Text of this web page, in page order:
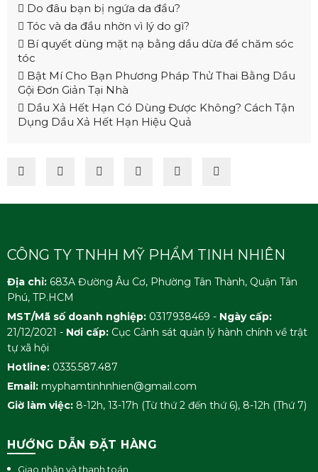
Do đâu bạn bị ngứa da đầu?
Tóc và da đầu nhờn vì lý do gì?
Bí quyết dùng mặt nạ bằng dầu dừa để chăm sóc
tóc
Bật Mí Cho Bạn Phương Pháp Thử Thai Bằng Dầu
Gội Đơn Giản Tại Nhà
Dầu Xả Hết Hạn Có Dùng Được Không? Cách Tận
Dụng Dầu Xả Hết Hạn Hiệu Quả
CÔNG TY TNHH MỸ PHẨM TINH NHIÊN
Địa chỉ: 683A Đường Âu Cơ, Phường Tân Thành, Quận Tân
Phú, TP.HCM
MST/Mã số doanh nghiệp: 0317938469 - Ngày cấp:
21/12/2021 - Nơi cấp: Cục Cảnh sát quản lý hành chính về trật
tự xã hội
Hotline: 0335.587.487
Email: myphamtinhnhien@gmail.com
Giờ làm việc: 8-12h, 13-17h (Từ thứ 2 đến thứ 6), 8-12h (Thứ 7)
HƯỚNG DẪN ĐẶT HÀNG
Giao nhận và thanh toán